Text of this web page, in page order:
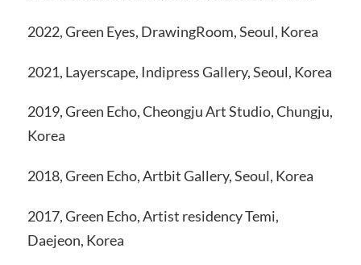
2022, Green Eyes, DrawingRoom, Seoul, Korea
2021, Layerscape, Indipress Gallery, Seoul, Korea
2019, Green Echo, Cheongju Art Studio, Chungju,
Korea
2018, Green Echo, Artbit Gallery, Seoul, Korea
2017, Green Echo, Artist residency Temi,
Daejeon, Korea